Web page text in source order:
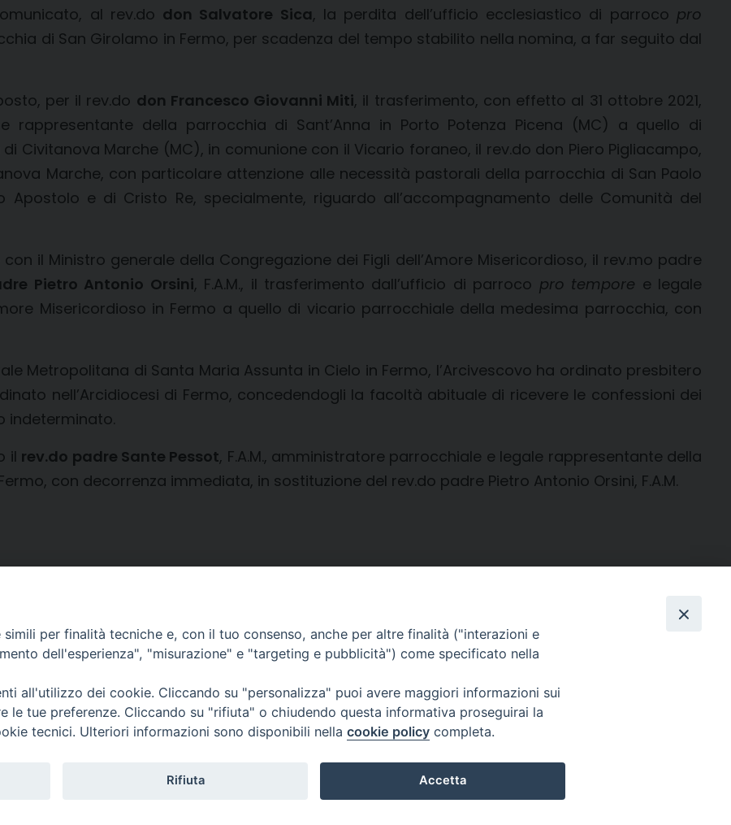
al rev.do don Salvatore Sica, la perdita dell’ufficio ecclesiastico di parroco pro
di San Girolamo in Fermo, per scadenza del tempo stabilito nella nomina, a far seguito dal
per il rev.do don Francesco Giovanni Miti, il trasferimento, con effetto al 31 ottobre 2021,
rappresentante della parrocchia di Sant’Anna in Porto Potenza Picena (MC) a quello di
Civitanova Marche (MC), in comunione con il Vicario foraneo, il rev.do don Piero Pigliacampo,
Marche, con particolare attenzione alle necessità pastorali della parrocchia di San Paolo
Apostolo e di Cristo Re, specialmente, riguardo all’accompagnamento delle Comunità del
il Ministro generale della Congregazione dei Figli dell’Amore Misericordioso, il rev.mo padre
Pietro Antonio Orsini, F.A.M., il trasferimento dall’ufficio di parroco pro tempore e legale
Misericordioso in Fermo a quello di vicario parrocchiale della medesima parrocchia, con
Metropolitana di Santa Maria Assunta in Cielo in Fermo, l’Arcivescovo ha ordinato presbitero
nell’Arcidiocesi di Fermo, concedendogli la facoltà abituale di ricevere le confessioni dei
indeterminato.
il rev.do padre Sante Pessot, F.A.M., amministratore parrocchiale e legale rappresentante della
con decorrenza immediata, in sostituzione del rev.do padre Pietro Antonio Orsini, F.A.M.
CONTATTI
info@fermodiocesi.it
SEGUICI SU
per finalità tecniche e, con il tuo consenso, anche per altre finalità ("interazioni e
dell'esperienza", "misurazione" e "targeting e pubblicità") come specificato nella
all'utilizzo dei cookie. Cliccando su "personalizza" puoi avere maggiori informazioni sui
le tue preferenze. Cliccando su "rifiuta" o chiudendo questa informativa proseguirai la
tecnici. Ulteriori informazioni sono disponibili nella cookie policy completa.
Rifiuta Accetta